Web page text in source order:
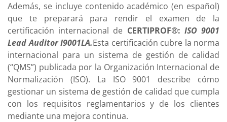
Además, se incluye contenido académico (en español)
que te preparará para rendir el examen de la
certificación internacional de CERTIPROF®: ISO 9001
Lead Auditor I9001LA.Esta certificación cubre la norma
internacional para un sistema de gestión de calidad
(“QMS”) publicada por la Organización Internacional de
Normalización (ISO). La ISO 9001 describe cómo
gestionar un sistema de gestión de calidad que cumpla
con los requisitos reglamentarios y de los clientes
mediante una mejora continua.